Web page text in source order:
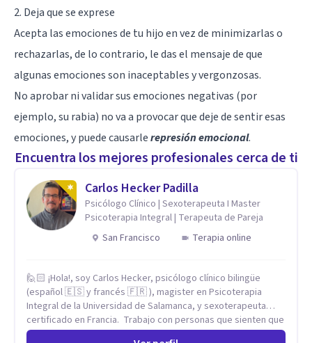
2. Deja que se exprese
Acepta las emociones de tu hijo en vez de minimizarlas o
rechazarlas, de lo contrario, le das el mensaje de que
algunas emociones son inaceptables y vergonzosas.
No aprobar ni validar sus emociones negativas (por
ejemplo, su rabia) no va a provocar que deje de sentir esas
emociones, y puede causarlerepresión emocional.
Encuentra los mejores profesionales cerca de ti
Carlos Hecker Padilla
Psicólogo Clínico | Sexoterapeuta I Master
Psicoterapia Integral | Terapeuta de Pareja
San Francisco
Terapia online
🙋🏻 ¡Hola!, soy Carlos Hecker, psicólogo clínico bilingüe
(español 🇪🇸 y francés 🇫🇷 ), magister en Psicoterapia
Integral de la Universidad de Salamanca, y sexoterapeuta
certificado en Francia. Trabajo con personas que sienten que
algo en su vida dejó de calzar: ansiedad que se desborda,